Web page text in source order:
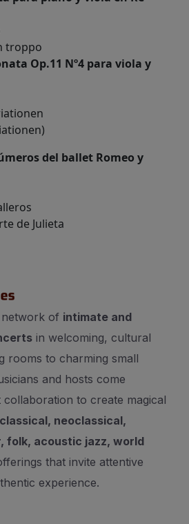
troppo
Op.11 Nº4 para viola y
del ballet Romeo y
de Julieta
network of intimate and
in welcoming, cultural
rooms to charming small
and hosts come
to create magical
classical, neoclassical,
folk, acoustic jazz, world
that invite attentive
experience.